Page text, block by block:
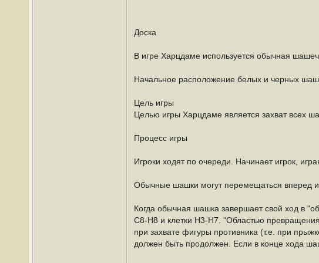
Доска
В игре Харцдаме используется обычная
Начальное расположение белых и черных
Цель игры
Целью игры Харцдаме является захват всех
Процесс игры
Игроки ходят по очереди. Начинает игрок,
Обычные шашки могут перемещаться вперед
Когда обычная шашка завершает свой ход в
C8-H8 и клетки H3-H7. "Областью
при захвате фигуры противника (т.е. при
должен быть продолжен. Если в конце хода